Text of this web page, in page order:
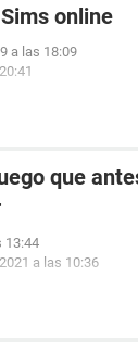
online
a las 18:09
que
13:44
a las 10:36